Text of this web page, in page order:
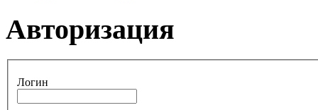
Авторизация
Логин